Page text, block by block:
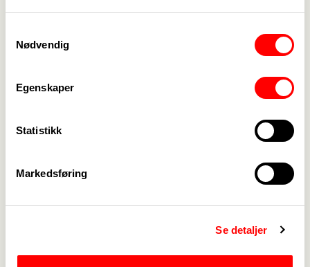
Nødvendig
Egenskaper
Statistikk
Markedsføring
Se detaljer
tannhelse.
– Det er politikerne som til syvende og sist kan gi
deres jobb å høre på folket. Hvert år er det 140.000
selv om det er nødvendig. Tenner er en del av
kroppen, og det på tide å behandle dem på lik linje
med resten. Dette vil folket ha, og de betaler
gjerne, sier Jørgensen.